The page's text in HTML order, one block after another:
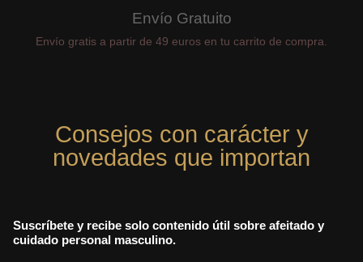
Envío Gratuito
Envío gratis a partir de 49 euros en tu carrito de compra.
Consejos con carácter y
novedades que importan
Suscríbete y recibe solo contenido útil sobre afeitado y
cuidado personal masculino.